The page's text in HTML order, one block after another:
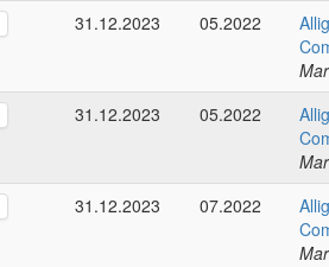
31.12.2023
05.2022
31.12.2023
05.2022
31.12.2023
07.2022